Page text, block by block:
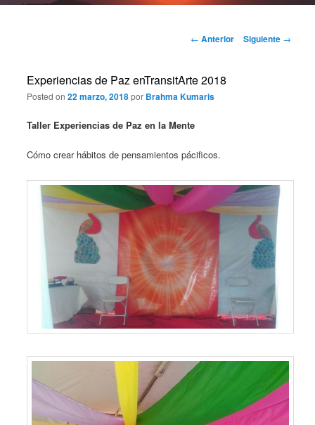
Navegación
← Anterior Siguiente →
Experiencias de Paz enTransitArte 2018
Posted on 22 marzo, 2018por Brahma Kumaris
Taller Experiencias de Paz en la Mente
Cómo crear hábitos de pensamientos pácificos.